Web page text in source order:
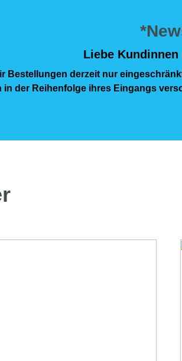
Liebe
derzeit nur
in der Reihenfolge ihres Eingangs